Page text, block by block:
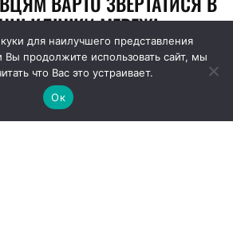
для наилучшего представления
Вы продолжите использовать сайт, мы
что Вас это устраивает.
Ок